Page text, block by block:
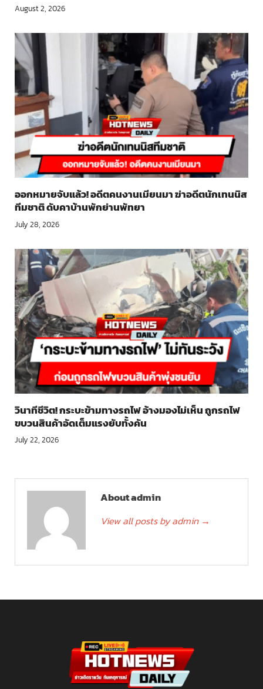
August 2, 2026
ออกหมายจับแล้ว! อดีตคนงานเมียนมา ฆ่าอดีตนักเทนนิส
ทีมชาติ ดับคาบ้านพักย่านพัทยา
July 28, 2026
วินาทีชีวิต! กระบะข้ามทางรถไฟ อ้างมองไม่เห็น ถูกรถไฟ
ขบวนสินค้าอัดเต็มแรงยับทั้งคัน
July 22, 2026
About admin
View all posts by admin →